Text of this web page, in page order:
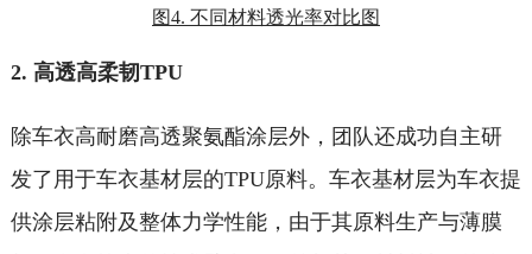
图4. 不同材料透光率对比图
2. 高透高柔韧TPU
除车衣高耐磨高透聚氨酯涂层外，团队还成功自主研
发了用于车衣基材层的TPU原料。车衣基材层为车衣提
供涂层粘附及整体力学性能，由于其原料生产与薄膜